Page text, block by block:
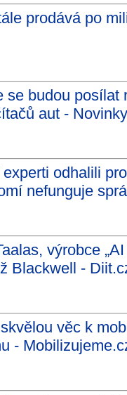
prodává po
se budou posílat
aut - Novinky
odhalili
nefunguje
výrobce
Blackwell -
věc k
-